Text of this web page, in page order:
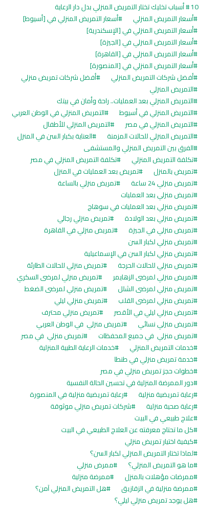
10 أسباب تخليك تختار التمريض المنزلي بدل دار الرعاية
أسعار التمريض المنزلي
أسعار التمريض المنزلي في [أسيوط]
أسعار التمريض المنزلي في [الإسكندرية]
أسعار التمريض المنزلي في [الجيزة]
أسعار التمريض المنزلي في [القاهرة]
أسعار التمريض المنزلي في [المنصورة]
أفضل شركات التمريض المنزلي
أفضل شركات تمريض منزلي
التمريض المنزلي
التمريض المنزلي بعد العمليات.. راحة وأمان في بيتك
التمريض المنزلي في أسيوط
التمريض المنزلي في الوطن العربي
التمريض المنزلي في مصر
التمريض المنزلي للأطفال
التمريض المنزلي للحالات المزمنة
العناية بكبار السن في المنزل
الفرق بين التمريض المنزلي والمستشفى
تكلفة التمريض المنزلي
تكلفة التمريض المنزلي في مصر
تمريض بالمنزل
تمريض بعد العمليات في المنزل
تمريض منزلي 24 ساعة
تمريض منزلي بالساعة
تمريض منزلي بعد العمليات
تمريض منزلي بعد العمليات في سوهاج
تمريض منزلي بعد الولادة
تمريض منزلي رجالي
تمريض منزلي في الجيزة
تمريض منزلي في القاهرة
تمريض منزلي لكبار السن
تمريض منزلي لكبار السن في الإسماعيلية
تمريض منزلي للحالات الحرجة
تمريض منزلي للحالات الطارئة
تمريض منزلي لمرضى الزهايمر
تمريض منزلي لمرضى السكري
تمريض منزلي لمرضى الشلل
تمريض منزلي لمرضى الضغط
تمريض منزلي لمرضى القلب
تمريض منزلي ليلي
تمريض منزلي ليلي في الأقصر
تمريض منزلي محترف
تمريض منزلي نسائي
تمريض منزلي في الوطن العربي
تمريض منزلي في جميع المحفظات
تمريض منزلي في مصر
خدمات التمريض المنزلي
خدمات الرعاية الطبية المنزلية
خدمة تمريض منزلي في طنطا
خطوات حجز تمريض منزلي في مصر
دور الممرضة المنزلية في تحسين الحالة النفسية
رعاية تمريضية منزلية
رعاية تمريضية منزلية في المنصورة
رعاية صحية منزلية
شركات تمريض منزلي موثوقة
علاج طبيعي في البيت
كل ما تحتاج معرفته عن العلاج الطبيعي في البيت
كيفية اختيار تمريض منزلي
لماذا تختار التمريض المنزلي لكبار السن؟
ما هو التمريض المنزلي؟
ممرض منزلي
ممرضات مؤهلات بالمنزل
ممرضة منزلية
ممرضة منزلية في الزقازيق
هل التمريض المنزلي آمن؟
هل يوجد تمريض منزلي ليلي؟